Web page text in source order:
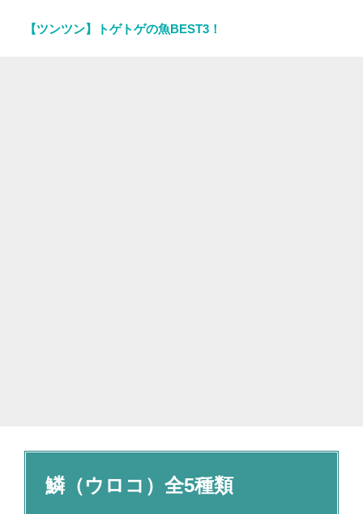
【ツンツン】トゲトゲの魚BEST3！
鱗（ウロコ）全5種類